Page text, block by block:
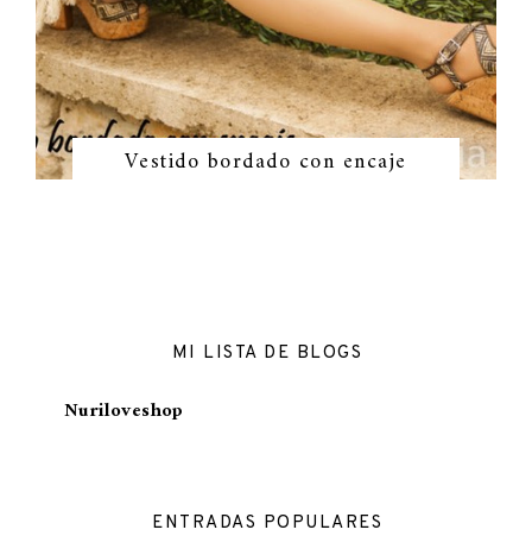
Vestido bordado con encaje
MI LISTA DE BLOGS
Nuriloveshop
ENTRADAS POPULARES